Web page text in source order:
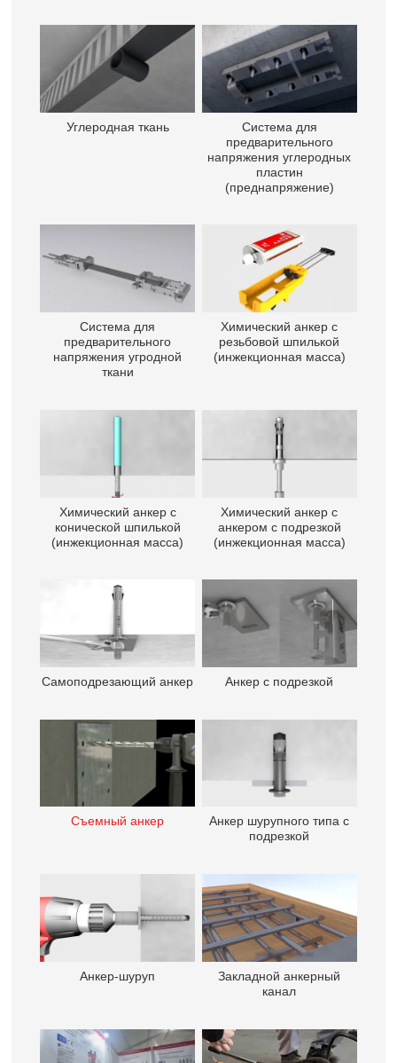
Углеродная ткань
Система для
предварительного
напряжения углеродных
пластин
(преднапряжение)
Система для
предварительного
напряжения угродной
ткани
Химический анкер с
резьбовой шпилькой
(инжекционная масса)
Химический анкер с
конической шпилькой
(инжекционная масса)
Химический анкер с
анкером с подрезкой
(инжекционная масса)
Самоподрезающий анкер Анкер с подрезкой
Съемный анкер
Анкер шурупного типа с
подрезкой
Анкер-шуруп
Закладной анкерный
канал